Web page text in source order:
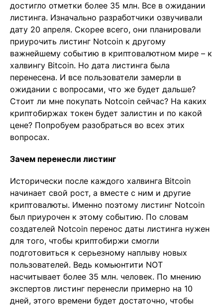
достигло отметки более 35 млн. Все в ожидании
листинга. Изначально разработчики озвучивали
дату 20 апреля. Скорее всего, они планировали
приурочить листинг Notcoin к другому
важнейшему событию в криптовалютном мире – к
халвингу Bitcoin. Но дата листинга была
перенесена. И все пользователи замерли в
ожидании с вопросами, что же будет дальше?
Стоит ли мне покупать Notcoin сейчас? На каких
криптобиржах токен будет залистин и по какой
цене? Попробуем разобраться во всех этих
вопросах.
Зачем перенесли листинг
Исторически после каждого халвинга Bitcoin
начинает свой рост, а вместе с ним и другие
криптовалюты. Именно поэтому листинг Notcoin
был приурочен к этому событию. По словам
создателей Notcoin перенос даты листинга нужен
для того, чтобы криптобиржи смогли
подготовиться к серьезному наплыву новых
пользователей. Ведь комьюнтити NOT
насчитывает более 35 млн. человек. По мнению
экспертов листинг перенесли примерно на 10
дней, этого времени будет достаточно, чтобы